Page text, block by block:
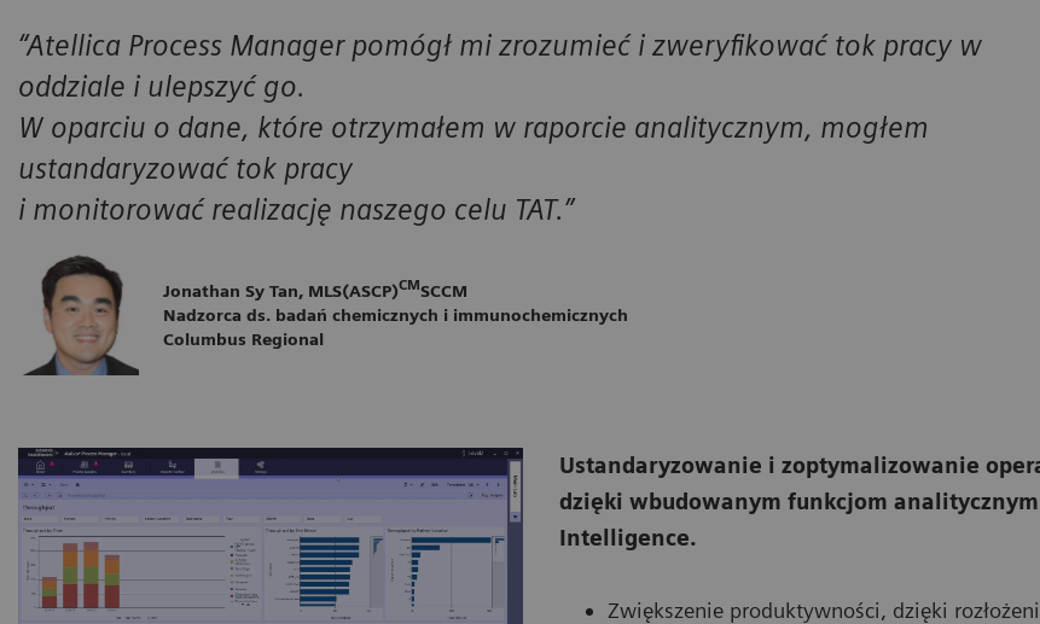
“Atellica Process Manager pomógł mi zrozumieć i zweryfikować tok pracy w
oddziale i ulepszyć go.
W oparciu o dane, które otrzymałem w raporcie analitycznym, mogłem
ustandaryzować tok pracy
i monitorować realizację naszego celu TAT.”
Jonathan Sy Tan, MLS(ASCP)CMSCCM
Nadzorca ds. badań chemicznych i immunochemicznych
Columbus Regional
Ustandaryzowanie i zoptymalizowanie
dzięki wbudowanym funkcjom
Intelligence.
Zwiększenie produktywności, dzięki